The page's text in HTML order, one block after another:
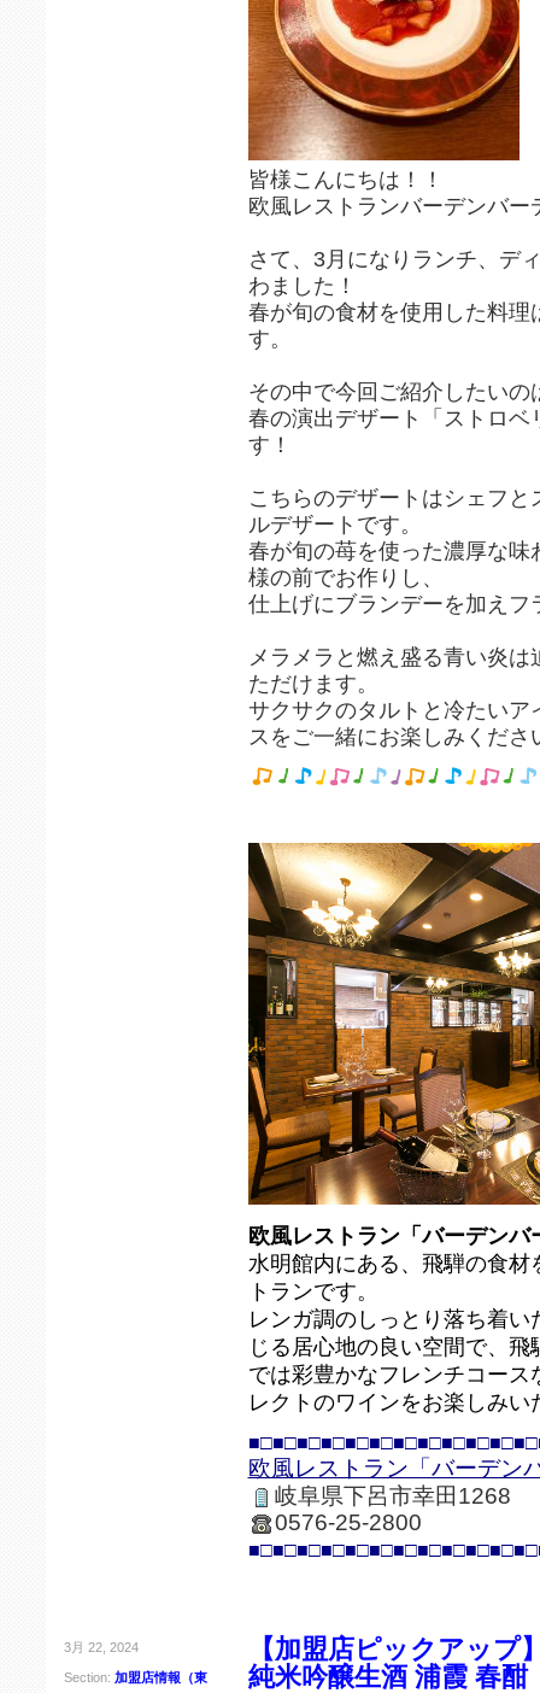
皆様こんにちは！！
欧風レストランバーデンバー
さて、3月になりランチ、デ
わました！
春が旬の食材を使用した料
す。
その中で今回ご紹介したいの
春の演出デザート「ストロ
す！
こちらのデザートはシェフ
ルデザートです。
春が旬の苺を使った濃厚な
様の前でお作りし、
仕上げにブランデーを加えフ
メラメラと燃え盛る青い炎
ただけます。
サクサクのタルトと冷たい
スをご一緒にお楽しみくださ
欧風レストラン「バーデンバ
水明館内にある、飛騨の食
トランです。
レンガ調のしっとり落ち着
じる居心地の良い空間で、
では彩豊かなフレンチコー
レクトのワインをお楽しみい
欧風レストラン「バーデン
岐阜県下呂市幸田1268
0576-25-2800
3月 22, 2024
Section: 加盟店情報（東
【加盟店ピックアップ
純米吟醸生酒 浦霞 春酣